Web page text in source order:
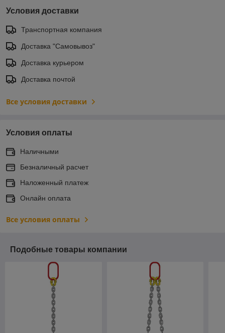
Условия доставки
Транспортная компания
Доставка "Самовывоз"
Доставка курьером
Доставка почтой
Все условия доставки
Условия оплаты
Наличными
Безналичный расчет
Наложенный платеж
Онлайн оплата
Все условия оплаты
Подобные товары компании